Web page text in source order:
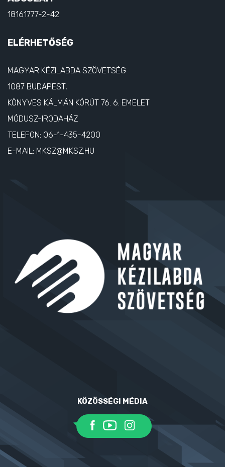
18161777-2-42
ELÉRHETŐSÉG
MAGYAR KÉZILABDA SZÖVETSÉG
1087 BUDAPEST,
KÖNYVES KÁLMÁN KÖRÚT 76. 6. EMELET
MÓDUSZ-IRODAHÁZ
TELEFON: 06-1-435-4200
E-MAIL: MKSZ@MKSZ.HU
KÖZÖSSÉGI MÉDIA